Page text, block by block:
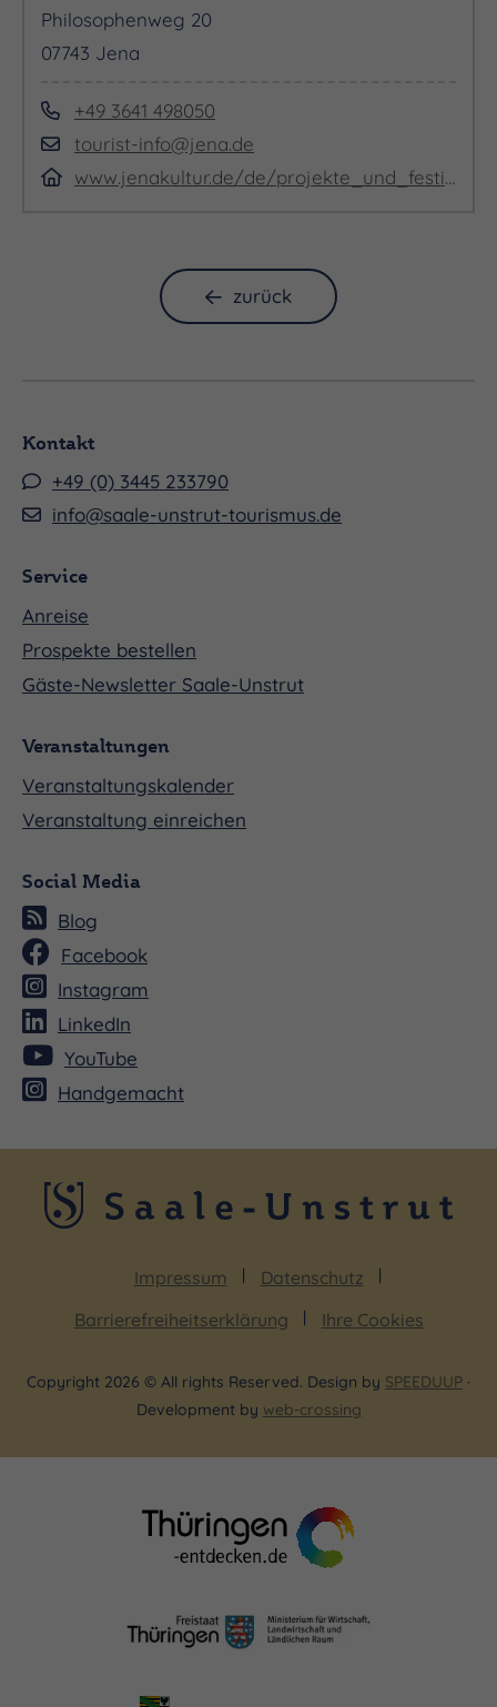
Philosophenweg 20
07743 Jena
+49 3641 498050
tourist-info@jena.de
www.jenakultur.de/de/projekte_und_festivals/bauhaus100/bauhausorte_in_jena/833459
zurück
Kontakt
+49 (0) 3445 233790
info@saale-unstrut-tourismus.de
Service
Anreise
Prospekte bestellen
Gäste-Newsletter Saale-Unstrut
Veranstaltungen
Veranstaltungskalender
Veranstaltung einreichen
Social Media
Blog
Facebook
Instagram
LinkedIn
YouTube
Handgemacht
Impressum
Datenschutz
Barrierefreiheitserklärung
Ihre Cookies
Copyright 2026 © All rights Reserved. Design by SPEEDUUP ·
Development by web-crossing